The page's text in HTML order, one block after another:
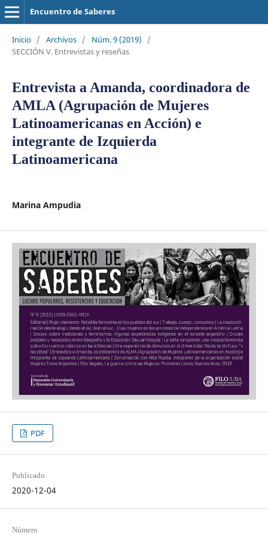
Encuentro de Saberes
Inicio / Archivos / Núm. 9 (2019)
/
SECCIÓN V. Entrevistas y reseñas
Entrevista a Amanda, coordinadora de
AMLA (Agrupación de Mujeres
Latinoamericanas en Acción) e
integrante de Izquierda
Latinoamericana
Marina Ampudia
PDF
Publicado
2020-12-04
Número